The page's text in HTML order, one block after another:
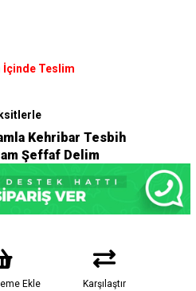
İçinde Teslim
Kehribar Tesbih
Şeffaf Delim
Ekle Karşılaştır